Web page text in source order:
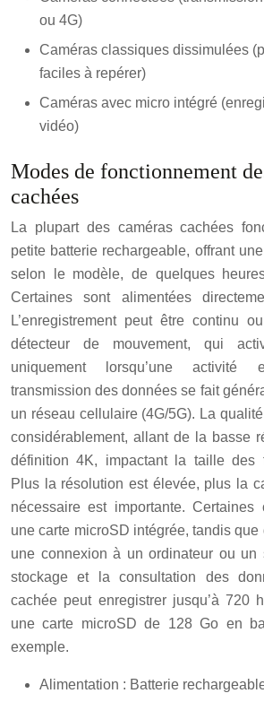
ou 4G)
Caméras classiques dissimulées
faciles à repérer)
Caméras avec micro intégré
vidéo)
Modes de fonctionnement
cachées
La plupart des caméras cachées
petite batterie rechargeable, offrant
selon le modèle, de quelques
Certaines sont alimentées
L’enregistrement peut être continu
détecteur de mouvement, qui
uniquement lorsqu’une activité
transmission des données se fait
un réseau cellulaire (4G/5G). La
considérablement, allant de la basse
définition 4K, impactant la taille des
Plus la résolution est élevée, plus la
nécessaire est importante. Certaines
une carte microSD intégrée, tandis que
une connexion à un ordinateur ou un
stockage et la consultation des
cachée peut enregistrer jusqu’à 720
une carte microSD de 128 Go en
exemple.
Alimentation : Batterie